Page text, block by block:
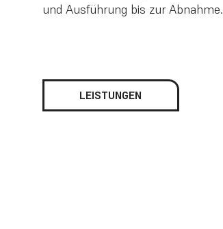
und Ausführung bis zur Abnahme.
LEISTUNGEN